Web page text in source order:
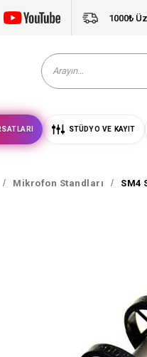
1000₺
STÜDYO VE KAYIT
Mikrofon Standları SM4